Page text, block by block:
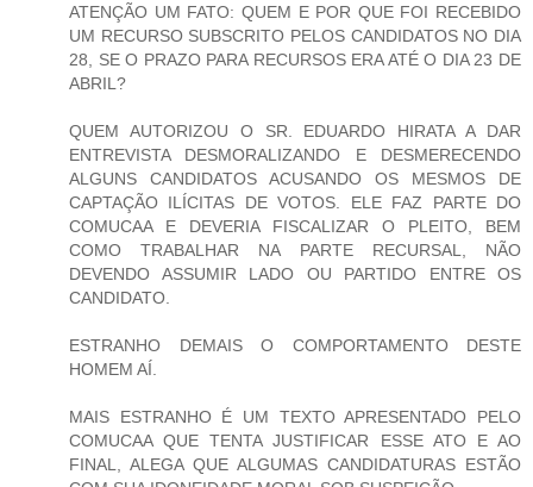
ATENÇÃO UM FATO: QUEM E POR QUE FOI RECEBIDO
UM RECURSO SUBSCRITO PELOS CANDIDATOS NO DIA
28, SE O PRAZO PARA RECURSOS ERA ATÉ O DIA 23 DE
ABRIL?
QUEM AUTORIZOU O SR. EDUARDO HIRATA A DAR
ENTREVISTA DESMORALIZANDO E DESMERECENDO
ALGUNS CANDIDATOS ACUSANDO OS MESMOS DE
CAPTAÇÃO ILÍCITAS DE VOTOS. ELE FAZ PARTE DO
COMUCAA E DEVERIA FISCALIZAR O PLEITO, BEM
COMO TRABALHAR NA PARTE RECURSAL, NÃO
DEVENDO ASSUMIR LADO OU PARTIDO ENTRE OS
CANDIDATO.
ESTRANHO DEMAIS O COMPORTAMENTO DESTE
HOMEM AÍ.
MAIS ESTRANHO É UM TEXTO APRESENTADO PELO
COMUCAA QUE TENTA JUSTIFICAR ESSE ATO E AO
FINAL, ALEGA QUE ALGUMAS CANDIDATURAS ESTÃO